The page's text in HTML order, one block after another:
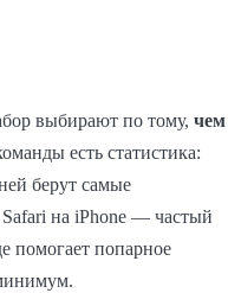
выбирают по тому, чем
есть статистика:
берут самые
на iPhone — частый
помогает попарное